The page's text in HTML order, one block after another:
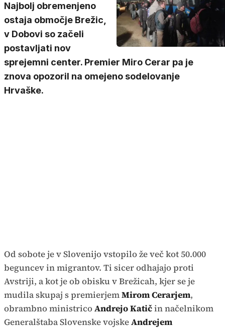
Najbolj obremenjeno
ostaja območje Brežic,
v Dobovi so začeli
postavljati nov
sprejemni center. Premier Miro Cerar pa je
znova opozoril na omejeno sodelovanje
Hrvaške.
Od sobote je v Slovenijo vstopilo že več kot 50.000
beguncev in migrantov. Ti sicer odhajajo proti
Avstriji, a kot je ob obisku v Brežicah, kjer se je
mudila skupaj s premierjemMirom Cerarjem,
obrambno ministricoAndrejo Katičin načelnikom
Generalštaba Slovenske vojskeAndrejem